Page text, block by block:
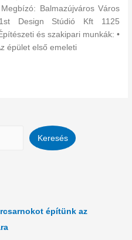
Balmazújváros Város
Design Stúdió Kft 1125
és szakipari munkák: •
épület első emeleti
Keresés
építünk az